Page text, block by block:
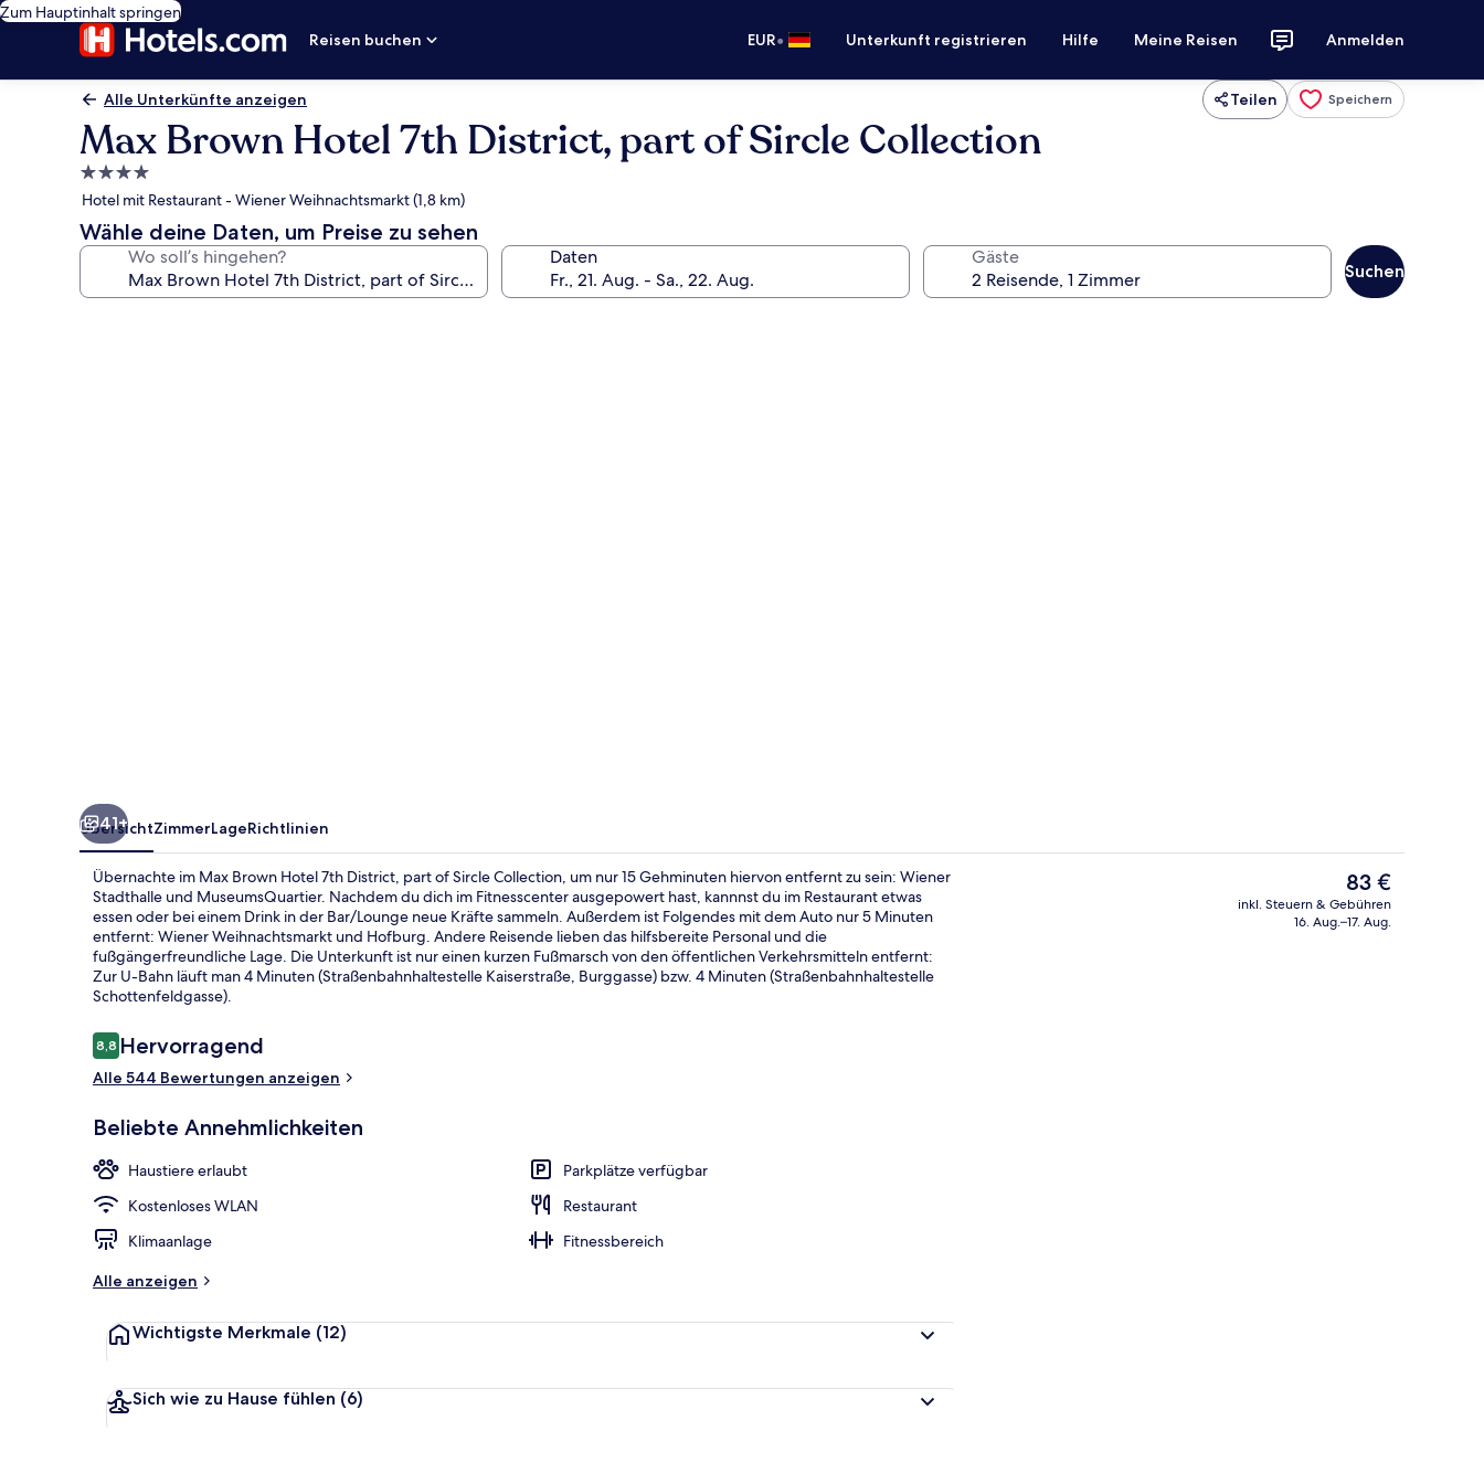
Zum Hauptinhalt springen
Reisen buchen
EUR• Unterkunft registrieren Hilfe Meine Reisen Anmelden
Alle Unterkünfte anzeigen Teilen Speichern
Max Brown Hotel 7th District, part of Sircle Collection
4.0-
Sterne-
Unterkunft
Hotel mit Restaurant - Wiener Weihnachtsmarkt (1,8 km)
Wähle deine Daten, um Preise zu sehen
Wo soll’s hingehen? Daten Gäste
Suchen
Zimmer (Small) | Zimmersafe,
41+
ÜbersichtZimmerLageRichtlinien
Übernachte im Max Brown Hotel 7th District, part of Sircle Collection, um nur 15 Gehminuten hiervon entfernt zu sein: Wiener
Stadthalle und MuseumsQuartier. Nachdem du dich im Fitnesscenter ausgepowert hast, kannnst du im Restaurant etwas
essen oder bei einem Drink in der Bar/Lounge neue Kräfte sammeln. Außerdem ist Folgendes mit dem Auto nur 5 Minuten
entfernt: Wiener Weihnachtsmarkt und Hofburg. Andere Reisende lieben das hilfsbereite Personal und die
fußgängerfreundliche Lage. Die Unterkunft ist nur einen kurzen Fußmarsch von den öffentlichen Verkehrsmitteln entfernt:
Zur U-Bahn läuft man 4 Minuten (Straßenbahnhaltestelle Kaiserstraße, Burggasse) bzw. 4 Minuten (Straßenbahnhaltestelle
Schottenfeldgasse).
Bewertungen
8,88,8 von 10.
Hervorragend
Alle 544 Bewertungen anzeigen
Beliebte Annehmlichkeiten
Haustiere erlaubt
Parkplätze verfügbar
Kostenloses WLAN
Restaurant
Klimaanlage
Fitnessbereich
Alle anzeigen
Wichtigste Merkmale (12)
Sich wie zu Hause fühlen (6)
Der
aktuelle
Preis
83 €
inkl. Steuern & Gebühren
16. Aug.–17. Aug.